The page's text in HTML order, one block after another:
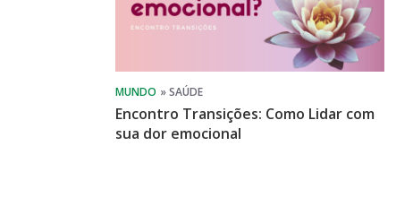
Encontro Transições: Como Lidar com
sua dor emocional